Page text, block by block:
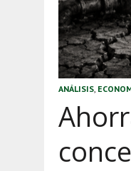
ANÁLISIS,